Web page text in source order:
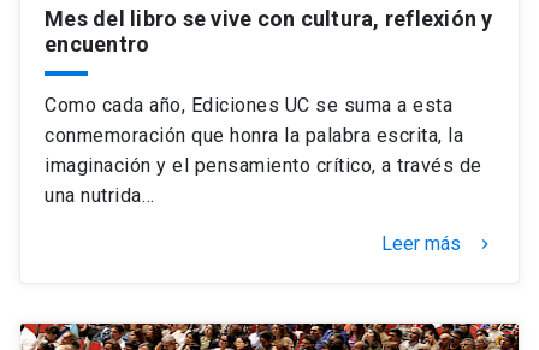
Mes del libro se vive con cultura, reflexión y
encuentro
Como cada año, Ediciones UC se suma a esta
conmemoración que honra la palabra escrita, la
imaginación y el pensamiento crítico, a través de
una nutrida…
Leer más keyboard_arrow_right